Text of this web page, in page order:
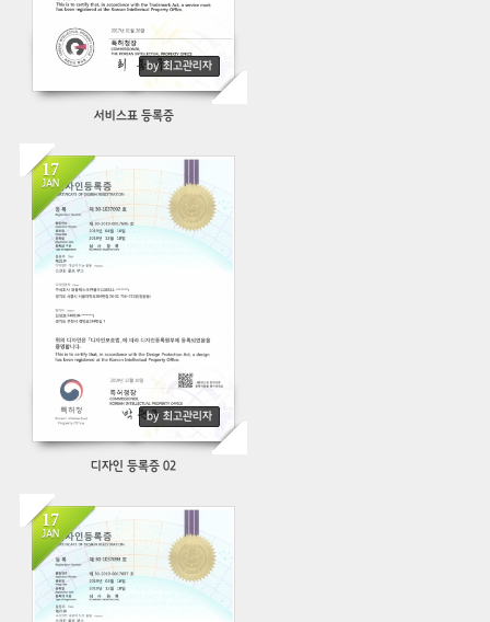
by 최고관리자
서비스표 등록증
17
JAN
by 최고관리자
452
디자인 등록증 02
17
JAN
396